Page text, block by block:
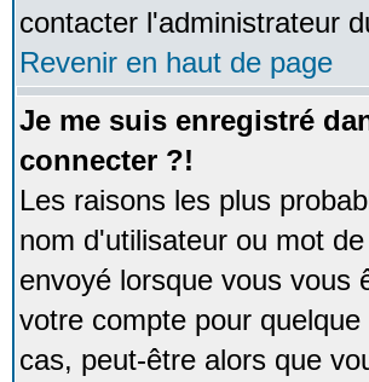
contacter l'administrateur
Revenir en haut de page
Je me suis enregistré
connecter ?!
Les raisons les plus
nom d'utilisateur ou mot
envoyé lorsque vous vous
votre compte pour
cas, peut-être alors que